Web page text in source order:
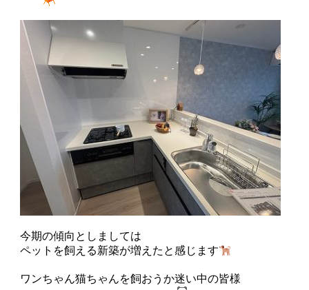
今期の傾向としましては
ペットを飼える新築が増えたと感じます
ワンちゃん猫ちゃんを飼おうか迷い中の皆様